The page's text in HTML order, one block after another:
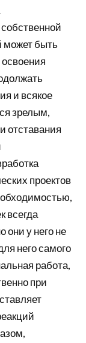
может быть
и всякое
зрелым,
отставания
проектов
всегда
они у него не
него самого
работа,
при